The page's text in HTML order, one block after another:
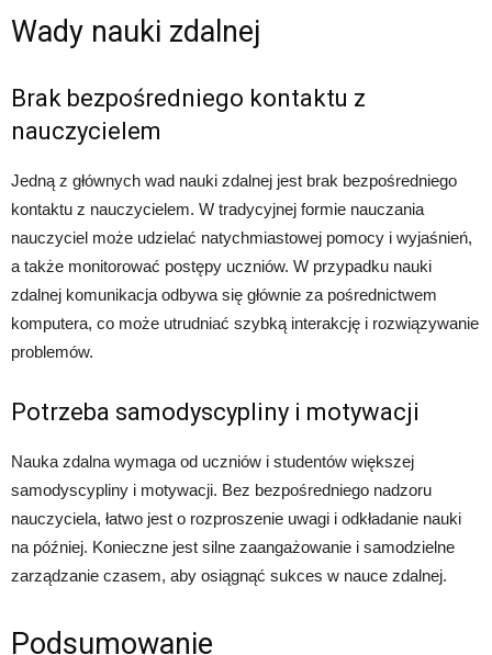
Wady nauki zdalnej
Brak bezpośredniego kontaktu z
nauczycielem
Jedną z głównych wad nauki zdalnej jest brak bezpośredniego
kontaktu z nauczycielem. W tradycyjnej formie nauczania
nauczyciel może udzielać natychmiastowej pomocy i wyjaśnień,
a także monitorować postępy uczniów. W przypadku nauki
zdalnej komunikacja odbywa się głównie za pośrednictwem
komputera, co może utrudniać szybką interakcję i rozwiązywanie
problemów.
Potrzeba samodyscypliny i motywacji
Nauka zdalna wymaga od uczniów i studentów większej
samodyscypliny i motywacji. Bez bezpośredniego nadzoru
nauczyciela, łatwo jest o rozproszenie uwagi i odkładanie nauki
na później. Konieczne jest silne zaangażowanie i samodzielne
zarządzanie czasem, aby osiągnąć sukces w nauce zdalnej.
Podsumowanie